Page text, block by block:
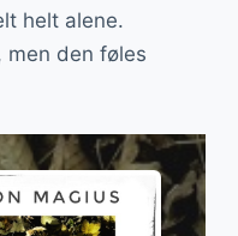
helt alene.
men den føles